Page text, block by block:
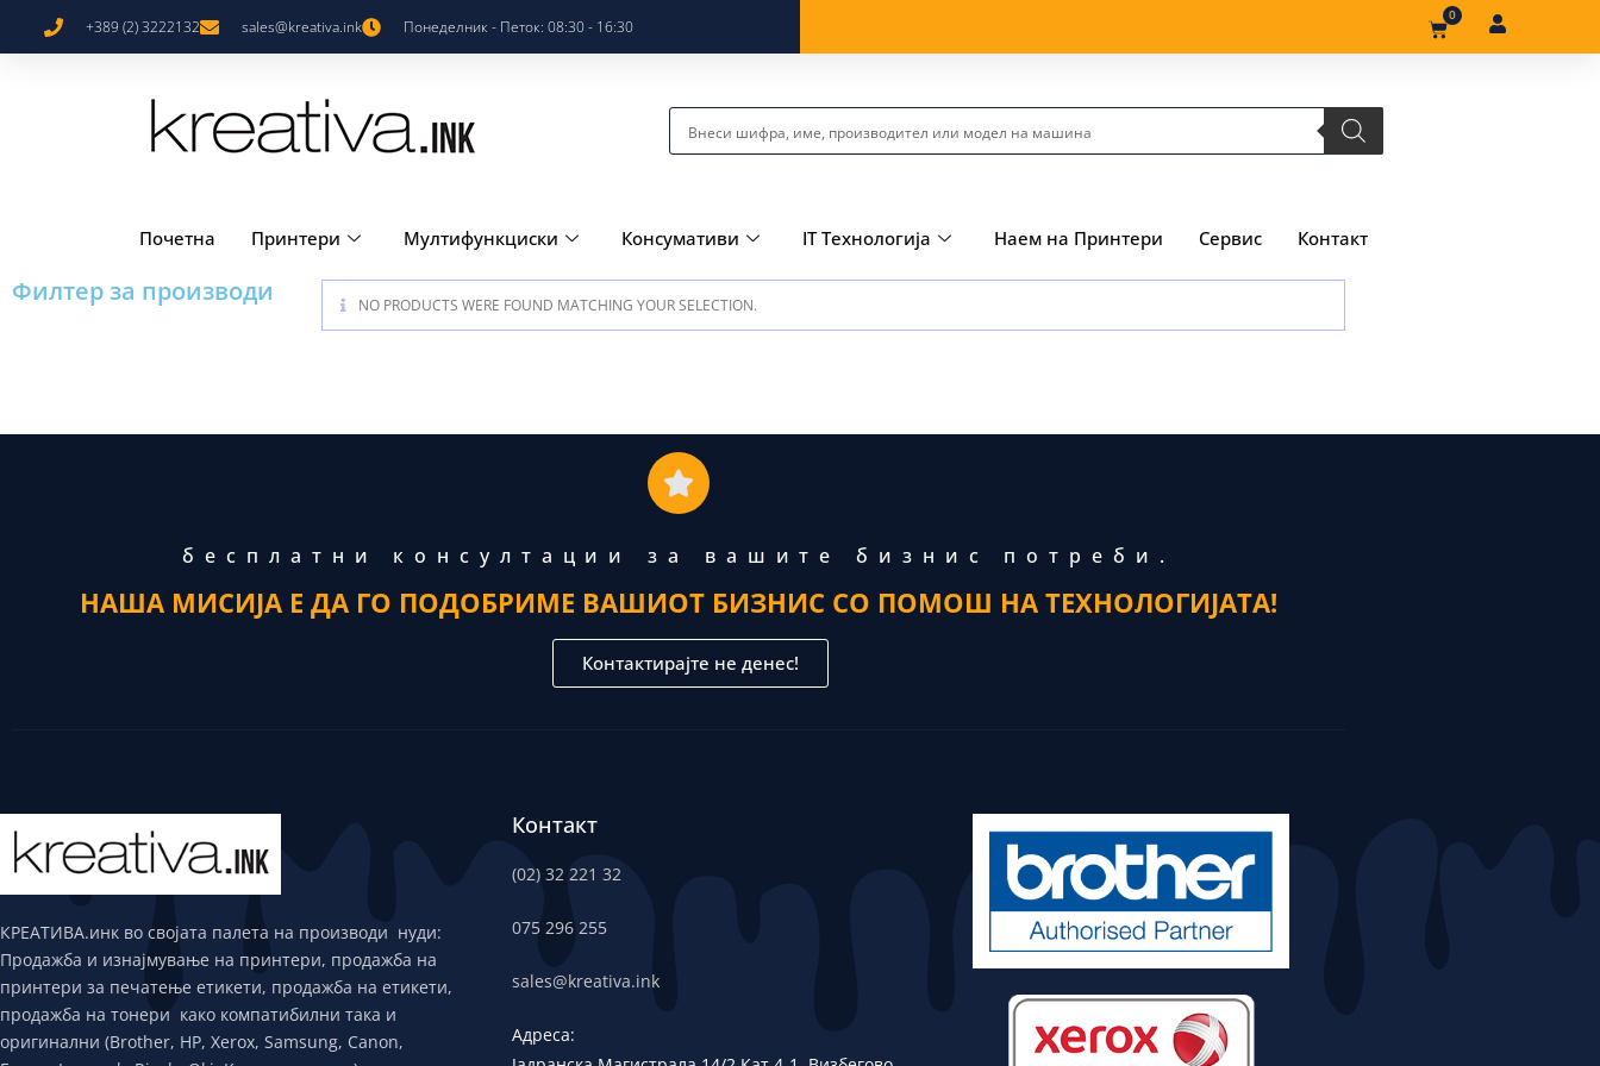
+389 (2) 3222132 sales@kreativa.ink Понеделник - Петок: 08:30 - 16:30
0
Почетна Принтери Мултифункциски Консумативи IT Технологија Наем на Принтери Сервис Контакт
Филтер за производи NO PRODUCTS WERE FOUND MATCHING YOUR SELECTION.
бесплатни консултации за вашите бизнис потреби.
НАША МИСИЈА Е ДА ГО ПОДОБРИМЕ ВАШИОТ БИЗНИС СО ПОМОШ НА ТЕХНОЛОГИЈАТА!
Контактирајте не денес!
КРЕАТИВА.инк во својата палета на производи нуди:
Продажба и изнајмување на принтери, продажба на
принтери за печатење етикети, продажба на етикети,
продажба на тонери како компатибилни така и
оригинални (Brother, HP, Xerox, Samsung, Canon,
Контакт
(02) 32 221 32
075 296 255
sales@kreativa.ink
Адреса: